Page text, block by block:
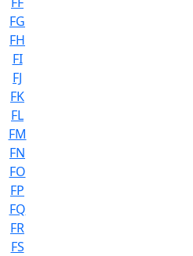
FG
FH
FI
FJ
FK
FL
FM
FN
FO
FP
FQ
FR
FS